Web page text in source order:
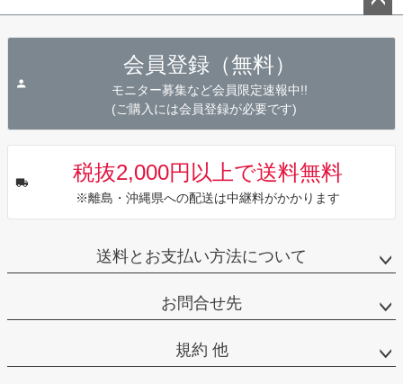
会員登録（無料）
モニター募集など会員限定速報中!!
(ご購入には会員登録が必要です)
税抜2,000円以上で送料無料
※離島・沖縄県への配送は中継料がかかります
送料とお支払い方法について
お問合せ先
規約 他